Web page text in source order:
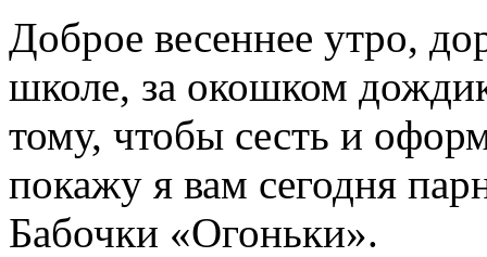
Доброе весеннее утро,
школе, за окошком
тому, чтобы сесть и
покажу я вам сегодня
Бабочки «Огоньки».